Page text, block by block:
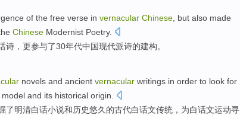
of the free verse in vernacular Chinese but also made
Chinese Modernist Poetry.
诗 ， 更参与了30年代中国现代派诗的建构。
novels and ancient vernacular writings in order to look for
and its historical origin.
了明清白话小说和历史悠久的古代白话文传统， 为白话文运动寻